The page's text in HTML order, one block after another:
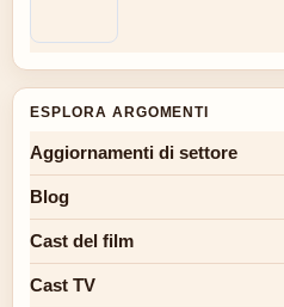
ESPLORA ARGOMENTI
Aggiornamenti di settore
Blog
Cast del film
Cast TV